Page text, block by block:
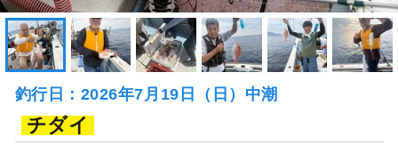
釣行日：2026年7月19日（日）中潮
チダイ